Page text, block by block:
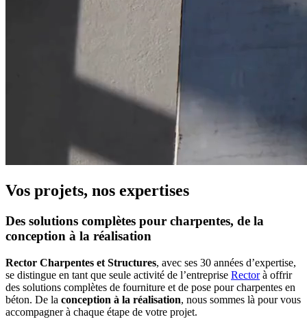
Vos projets, nos expertises
Des solutions complètes pour charpentes, de la
conception à la réalisation
Rector Charpentes et Structures, avec ses 30 années d’expertise,
se distingue en tant que seule activité de l’entreprise Rectorà offrir
des solutions complètes de fourniture et de pose pour charpentes en
béton. De la conception à la réalisation, nous sommes là pour vous
accompagner à chaque étape de votre projet.